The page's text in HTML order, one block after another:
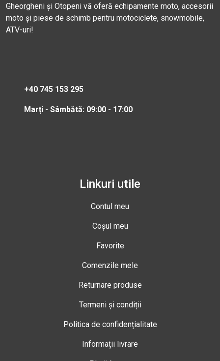
Gheorgheni și Otopeni vă oferă echipamente moto, accesorii
moto și piese de schimb pentru motociclete, snowmobile,
ATV-uri!
+40 745 153 295
Marți - Sâmbătă: 09:00 - 17:00
Linkuri utile
Contul meu
Coșul meu
Favorite
Comenzile mele
Returnare produse
Termeni și condiții
Politica de confidențialitate
Informații livrare